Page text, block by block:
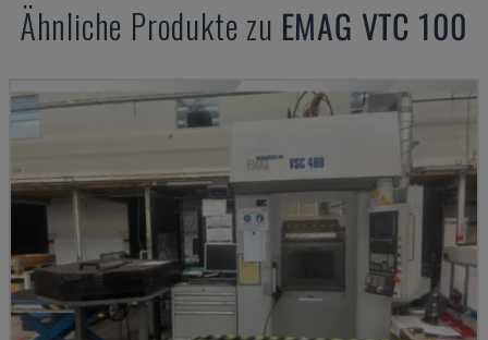
Ähnliche Produkte zu EMAG VTC 100